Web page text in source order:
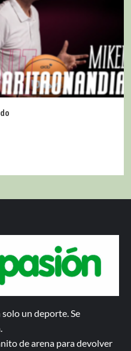
un deporte. Se
de arena para devolver